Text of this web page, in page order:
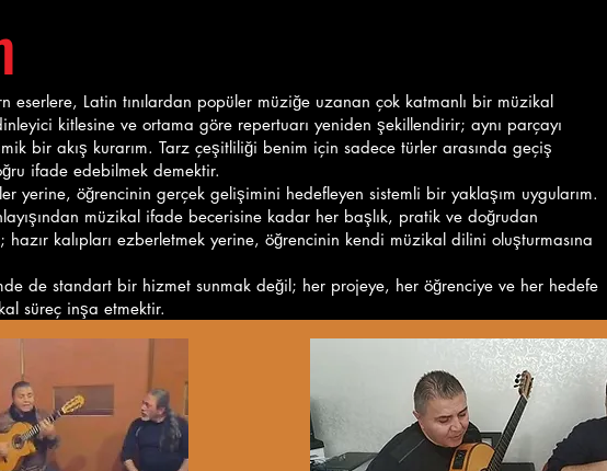
eserlere, Latin tınılardan popüler müziğe uzanan çok katmanlı bir müzikal
kitlesine ve ortama göre repertuarı yeniden şekillendirir; aynı parçayı
bir akış kurarım. Tarz çeşitliliği benim için sadece türler arasında geçiş
ifade edebilmek demektir.
yerine, öğrencinin gerçek gelişimini hedefleyen sistemli bir yaklaşım uygularım.
müzikal ifade becerisine kadar her başlık, pratik ve doğrudan
hazır kalıpları ezberletmek yerine, öğrencinin kendi müzikal dilini oluşturmasına
de standart bir hizmet sunmak değil; her projeye, her öğrenciye ve her hedefe
süreç inşa etmektir.